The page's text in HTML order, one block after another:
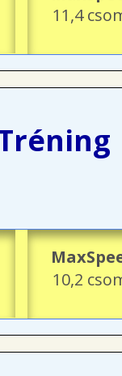
11,4
10,2